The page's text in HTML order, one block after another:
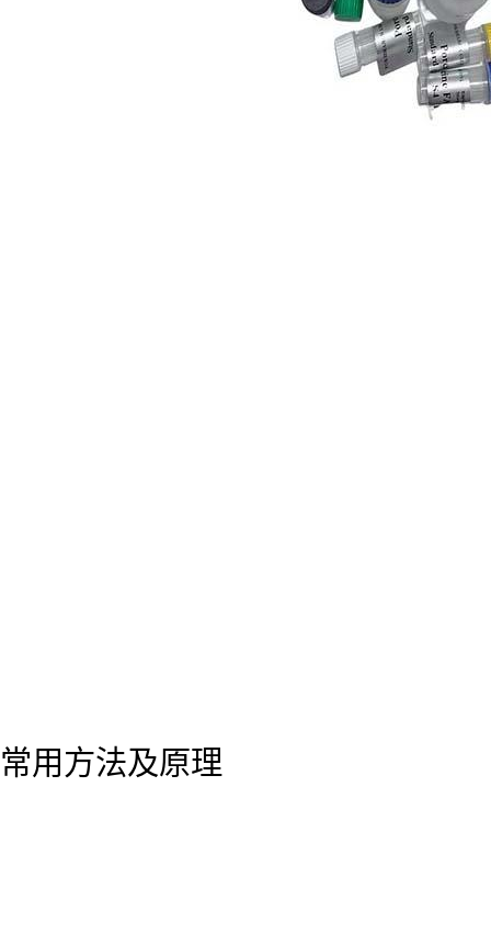
常用方法及原理